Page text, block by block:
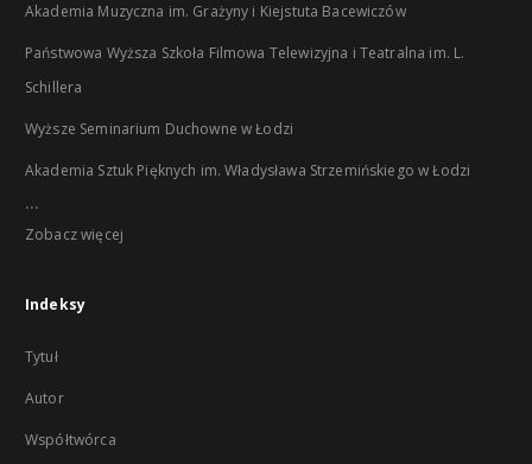
Akademia Muzyczna im. Grażyny i Kiejstuta Bacewiczów
Państwowa Wyższa Szkoła Filmowa Telewizyjna i Teatralna im. L.
Schillera
Wyższe Seminarium Duchowne w Łodzi
Akademia Sztuk Pięknych im. Władysława Strzemińskiego w Łodzi
...
Zobacz więcej
Indeksy
Tytuł
Autor
Współtwórca